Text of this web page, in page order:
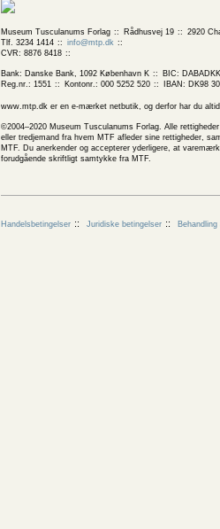
Museum Tusculanums Forlag Rådhusvej 19
2920
Tlf. 3234 1414
info@mtp.dk
CVR: 8876 8418
Bank: Danske Bank, 1092 København K
BIC:
Reg.nr.: 1551
Kontonr.: 000 5252 520 IBAN: DK98
www.mtp.dk er en e-mærket netbutik, og derfor har du
©2004–2020 Museum Tusculanums Forlag. Alle
eller tredjemand fra hvem MTF afleder sine rettigheder,
MTF. Du anerkender og accepterer yderligere, at
forudgående skriftligt samtykke fra MTF.
Handelsbetingelser Juridiske betingelser